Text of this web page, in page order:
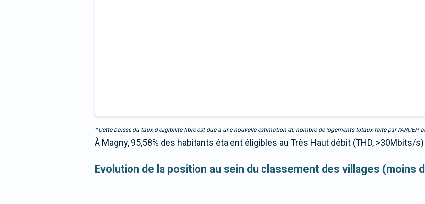
* Cette baisse du taux d’éligibilité fibre est due à une nouvelle estimation du nombre de logements totaux faite par l’ARCEP
À Magny, 95,58% des habitants étaient éligibles au Très Haut débit (THD, >30Mbits/
Evolution de la position au sein du classement des villages (moins